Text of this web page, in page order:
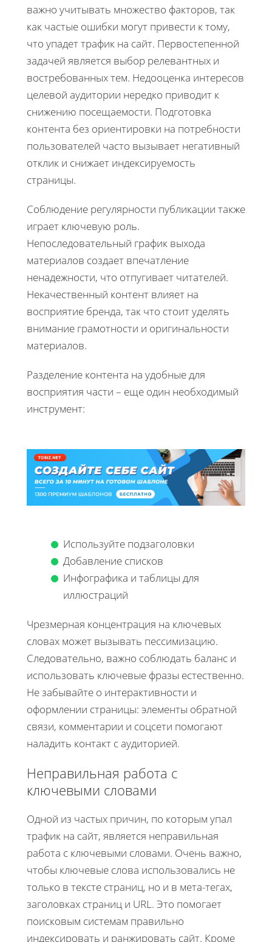
важно учитывать множество факторов, так
как частые ошибки могут привести к тому,
что упадет трафик на сайт. Первостепенной
задачей является выбор релевантных и
востребованных тем. Недооценка интересов
целевой аудитории нередко приводит к
снижению посещаемости. Подготовка
контента без ориентировки на потребности
пользователей часто вызывает негативный
отклик и снижает индексируемость
страницы.
Соблюдение регулярности публикации также
играет ключевую роль.
Непоследовательный график выхода
материалов создает впечатление
ненадежности, что отпугивает читателей.
Некачественный контент влияет на
восприятие бренда, так что стоит уделять
внимание грамотности и оригинальности
материалов.
Разделение контента на удобные для
восприятия части – еще один необходимый
инструмент:
Используйте подзаголовки
Добавление списков
Инфографика и таблицы для
иллюстраций
Чрезмерная концентрация на ключевых
словах может вызывать пессимизацию.
Следовательно, важно соблюдать баланс и
использовать ключевые фразы естественно.
Не забывайте о интерактивности и
оформлении страницы: элементы обратной
связи, комментарии и соцсети помогают
наладить контакт с аудиторией.
Неправильная работа с
ключевыми словами
Одной из частых причин, по которым упал
трафик на сайт, является неправильная
работа с ключевыми словами. Очень важно,
чтобы ключевые слова использовались не
только в тексте страниц, но и в мета-тегах,
заголовках страниц и URL. Это помогает
поисковым системам правильно
индексировать и ранжировать сайт. Кроме